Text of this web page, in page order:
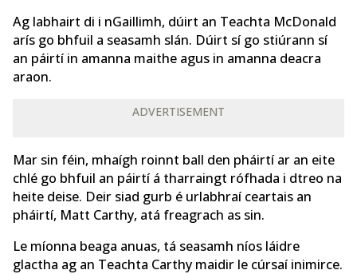
Ag labhairt di i nGaillimh, dúirt an Teachta McDonald
arís go bhfuil a seasamh slán. Dúirt sí go stiúrann sí
an páirtí in amanna maithe agus in amanna deacra
araon.
ADVERTISEMENT
Mar sin féin, mhaígh roinnt ball den pháirtí ar an eite
chlé go bhfuil an páirtí á tharraingt rófhada i dtreo na
heite deise. Deir siad gurb é urlabhraí ceartais an
pháirtí, Matt Carthy, atá freagrach as sin.
Le míonna beaga anuas, tá seasamh níos láidre
glactha ag an Teachta Carthy maidir le cúrsaí inimirce.